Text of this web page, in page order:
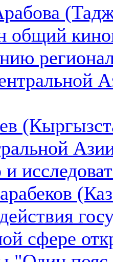
общий
и
сфере